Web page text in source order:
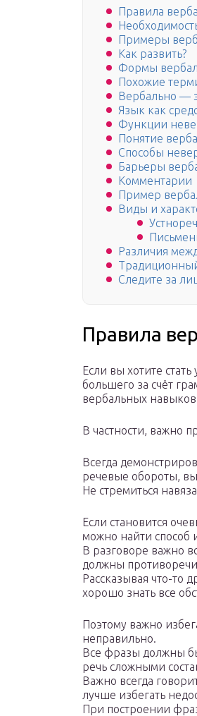
Правила
Примеры
Как развить?
Формы
Похожие
Вербально —
Язык как
Функции
Понятие
Способы
Барьеры
Комментарии
Пример
Виды и
Различия
Следите за
Правила
Если вы хотите
большего за счёт
вербальных навыков
В частности, важно
Всегда
речевые обороты,
Не стремиться
Если становится
можно найти способ
В разговоре важно
должны
Рассказывая что-то
хорошо знать все
Поэтому важно
неправильно.
Все фразы должны
речь сложными
Важно всегда
лучше избегать
При построении